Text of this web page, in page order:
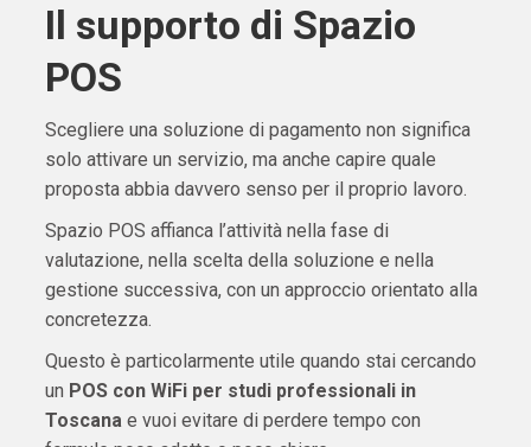
Il supporto di Spazio
POS
Scegliere una soluzione di pagamento non significa
solo attivare un servizio, ma anche capire quale
proposta abbia davvero senso per il proprio lavoro.
Spazio POS affianca l’attività nella fase di
valutazione, nella scelta della soluzione e nella
gestione successiva, con un approccio orientato alla
concretezza.
Questo è particolarmente utile quando stai cercando
un POS con WiFi per studi professionali in
Toscanae vuoi evitare di perdere tempo con